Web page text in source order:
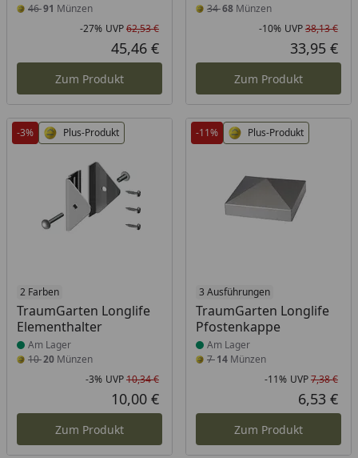
4691 Münzen
Rabatt in Prozent
-27%
Ursprünglicher Preis
UVP62,53 €
Aktueller Preis
45,46 €
Zum Produkt
3468Münzen
-10% UVP38,13 €
33,95 €
Zum Produkt
-3% Plus-Produkt
2 Farben
TraumGarten Longlife
Elementhalter
Produkt am Lager
Am Lager
1020 Münzen
Rabatt in Prozent
-3%
Ursprünglicher Preis
UVP10,34 €
Aktueller Preis
10,00 €
Zum Produkt
-11% Plus-Produkt
3 Ausführungen
TraumGarten Longlife
Pfostenkappe
Produkt am Lager
Am Lager
714Münzen
-11% UVP7,38 €
6,53 €
Zum Produkt